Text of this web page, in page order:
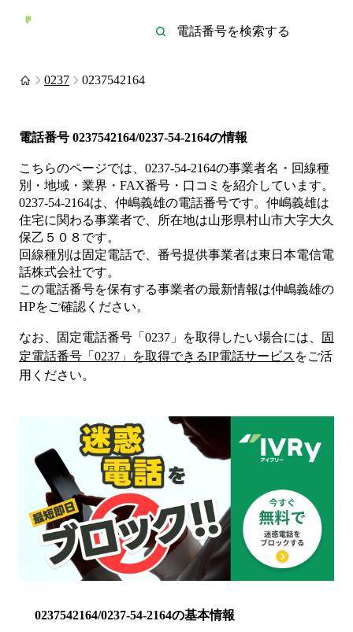
0237 0237542164
電話番号 0237542164/0237-54-2164の情報
こちらのページでは、 0237-54-2164の事業者名・回線種
別・地域・業界・FAX番号・口コミを紹介しています。
0237-54-2164は、 仲嶋義雄の電話番号です。 仲嶋義雄は
住宅に関わる事業者で、所在地は山形県村山市大字大久
保乙５０８ です。
回線種別は固定電話で、番号提供事業者は東日本電信電
話株式会社です。
この電話番号を保有する事業者の最新情報は仲嶋義雄の
HPをご確認ください。
なお、固定電話番号「 0237 」を取得したい場合には、
固
定電話番号「 0237 」を取得できるIP電話サービス をご活
用ください。
0237542164/0237-54-2164の基本情報